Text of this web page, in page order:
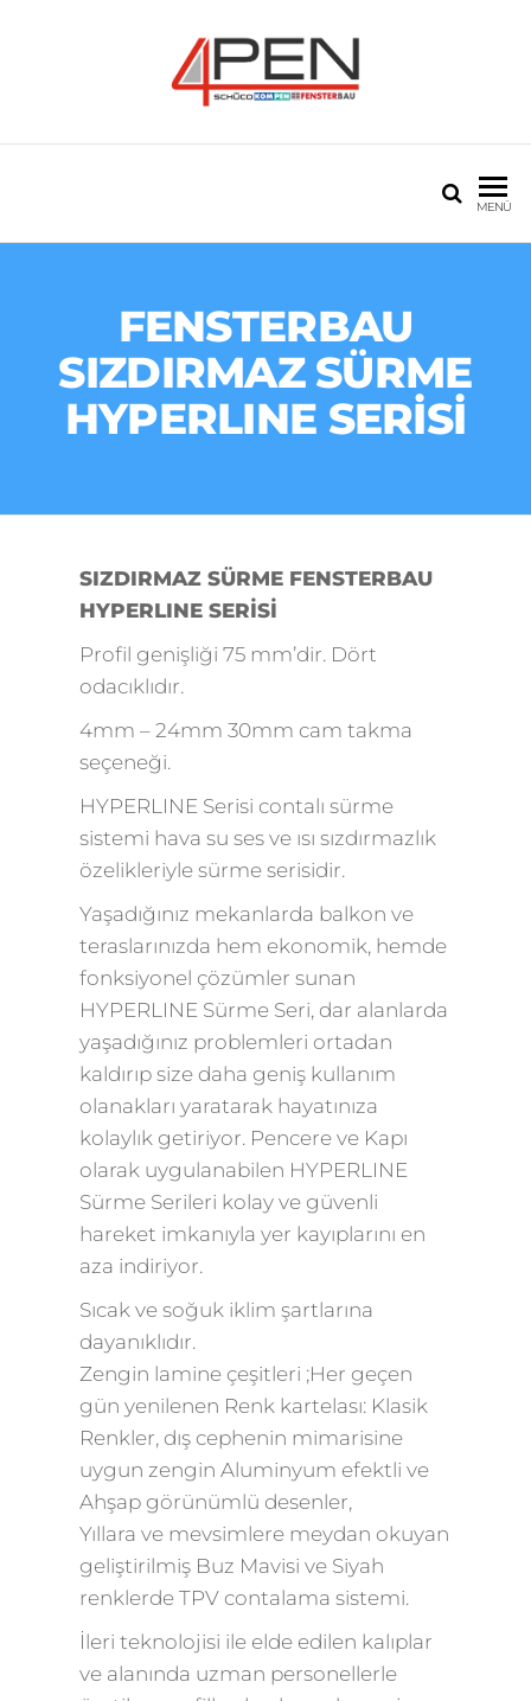
MENÜ
FENSTERBAU
SIZDIRMAZ SÜRME
HYPERLINE SERİSİ
SIZDIRMAZ SÜRME FENSTERBAU
HYPERLINE SERİSİ
Profil genişliği 75 mm’dir. Dört
odacıklıdır.
4mm – 24mm 30mm cam takma
seçeneği.
HYPERLINE Serisi contalı sürme
sistemi hava su ses ve ısı sızdırmazlık
özelikleriyle sürme serisidir.
Yaşadığınız mekanlarda balkon ve
teraslarınızda hem ekonomik, hemde
fonksiyonel çözümler sunan
HYPERLINE Sürme Seri, dar alanlarda
yaşadığınız problemleri ortadan
kaldırıp size daha geniş kullanım
olanakları yaratarak hayatınıza
kolaylık getiriyor. Pencere ve Kapı
olarak uygulanabilen HYPERLINE
Sürme Serileri kolay ve güvenli
hareket imkanıyla yer kayıplarını en
aza indiriyor.
Sıcak ve soğuk iklim şartlarına
dayanıklıdır.
Zengin lamine çeşitleri ;Her geçen
gün yenilenen Renk kartelası: Klasik
Renkler, dış cephenin mimarisine
uygun zengin Aluminyum efektli ve
Ahşap görünümlü desenler,
Yıllara ve mevsimlere meydan okuyan
geliştirilmiş Buz Mavisi ve Siyah
renklerde TPV contalama sistemi.
İleri teknolojisi ile elde edilen kalıplar
ve alanında uzman personellerle